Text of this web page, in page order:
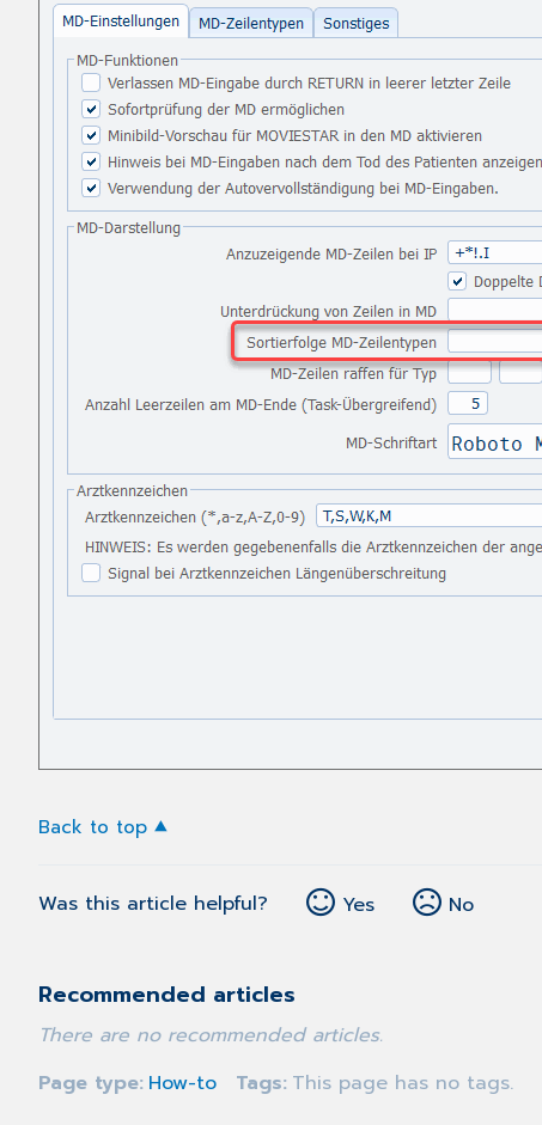
Back to top
Was this article helpful? Yes No
Recommended articles
There are no recommended articles.
Page type How-to Tags This page has no tags.